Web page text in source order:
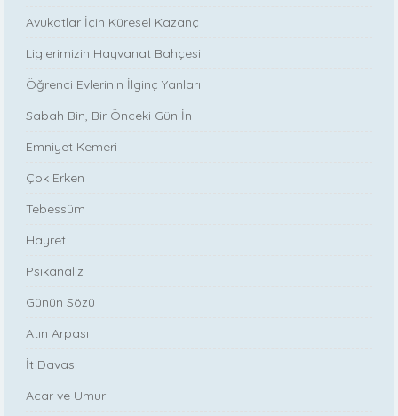
Avukatlar İçin Küresel Kazanç
Liglerimizin Hayvanat Bahçesi
Öğrenci Evlerinin İlginç Yanları
Sabah Bin, Bir Önceki Gün İn
Emniyet Kemeri
Çok Erken
Tebessüm
Hayret
Psikanaliz
Günün Sözü
Atın Arpası
İt Davası
Acar ve Umur